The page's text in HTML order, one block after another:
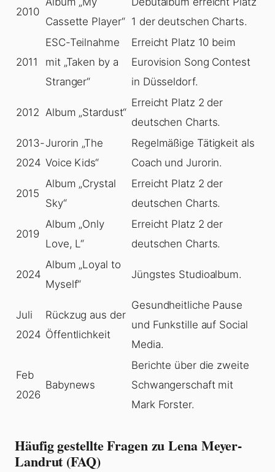
2010
Cassette Player“ 1 der deutschen Charts.
2011
ESC-Teilnahme
mit „Taken by a
Stranger“
Erreicht Platz 10 beim
Eurovision Song Contest
in Düsseldorf.
2012 Album „Stardust“
Erreicht Platz 2 der
deutschen Charts.
2013-
2024
Jurorin „The
Voice Kids“
Regelmäßige Tätigkeit als
Coach und Jurorin.
2015
Album „Crystal
Sky“
Erreicht Platz 2 der
deutschen Charts.
2019
Album „Only
Love, L“
Erreicht Platz 2 der
deutschen Charts.
2024
Album „Loyal to
Myself“
Jüngstes Studioalbum.
Juli
2024
Rückzug aus der
Öffentlichkeit
Gesundheitliche Pause
und Funkstille auf Social
Media.
Feb
2026
Babynews
Berichte über die zweite
Schwangerschaft mit
Mark Forster.
Häufig gestellte Fragen zu Lena Meyer-
Landrut (FAQ)